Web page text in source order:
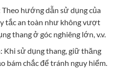
Theo hướng dẫn sử dụng của
tắc an toàn như không vượt
thang ở góc nghiêng lớn, v.v.
Khi sử dụng thang, giữ thăng
bám chắc để tránh nguy hiểm.